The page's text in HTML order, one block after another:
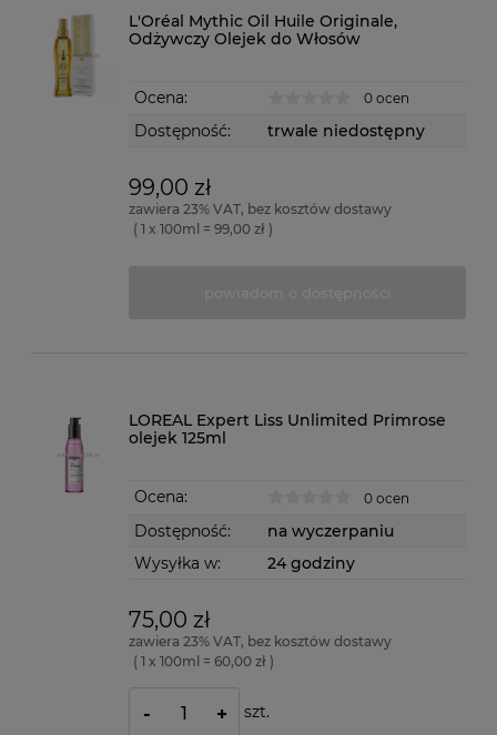
L'Oréal Mythic Oil Huile Originale,
Odżywczy Olejek do Włosów
Ocena: 0 ocen
Dostępność: trwale niedostępny
99,00 zł
zawiera 23% VAT, bez kosztów dostawy
( 1 x 100ml = 99,00 zł )
LOREAL Expert Liss Unlimited Primrose
olejek 125ml
Ocena: 0 ocen
Dostępność:
na wyczerpaniu
Wysyłka w:
24 godziny
75,00 zł
zawiera 23% VAT, bez kosztów dostawy
( 1 x 100ml = 60,00 zł )
- + szt.